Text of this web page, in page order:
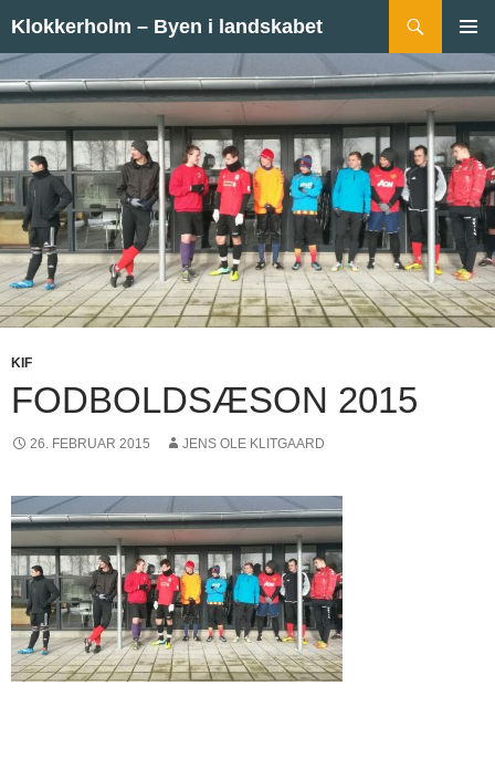
Klokkerholm – Byen i landskabet
MENU
KIF
FODBOLDSÆSON 2015
26. FEBRUAR 2015 JENS OLE KLITGAARD